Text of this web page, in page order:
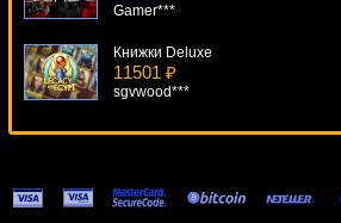
Gamer***
Книжки Deluxe
11501 ₽
sgvwood***
Ned And His Friends